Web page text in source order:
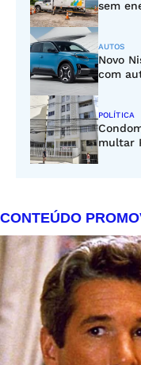
sem
AUTOS
Novo
com
POLÍTICA
multar